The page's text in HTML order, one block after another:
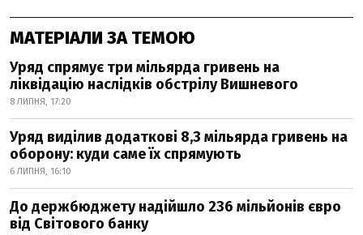
МАТЕРІАЛИ ЗА ТЕМОЮ
Уряд спрямує три мільярда гривень на
ліквідацію наслідків обстрілу Вишневого
8 ЛИПНЯ, 17:20
Уряд виділив додаткові 8,3 мільярда гривень на
оборону: куди саме їх спрямують
6 ЛИПНЯ, 16:10
До держбюджету надійшло 236 мільйонів євро
від Світового банку